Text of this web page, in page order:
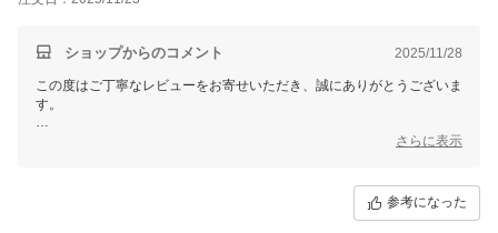
ショップからのコメント 2025/11/28
この度はご丁寧なレビューをお寄せいただき、誠にありがとうございま
す。
梱包について「とても丁寧」と感じていただけて、大変嬉しく思ってお
さらに表示
参考になった